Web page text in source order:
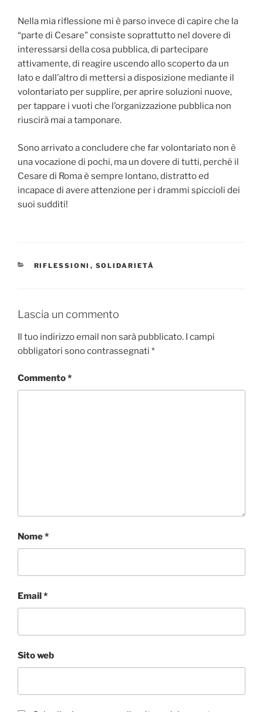
Nella mia riflessione mi è parso invece di capire che la
“parte di Cesare” consiste soprattutto nel dovere di
interessarsi della cosa pubblica, di partecipare
attivamente, di reagire uscendo allo scoperto da un
lato e dall’altro di mettersi a disposizione mediante il
volontariato per supplire, per aprire soluzioni nuove,
per tappare i vuoti che l’organizzazione pubblica non
riuscirà mai a tamponare.
Sono arrivato a concludere che far volontariato non è
una vocazione di pochi, ma un dovere di tutti, perché il
Cesare di Roma è sempre lontano, distratto ed
incapace di avere attenzione per i drammi spiccioli dei
suoi sudditi!
CATEGORIE
RIFLESSIONI , SOLIDARIETÀ
Lascia un commento
Il tuo indirizzo email non sarà pubblicato. I campi
obbligatori sono contrassegnati *
Commento*
Nome*
Email*
Sito web